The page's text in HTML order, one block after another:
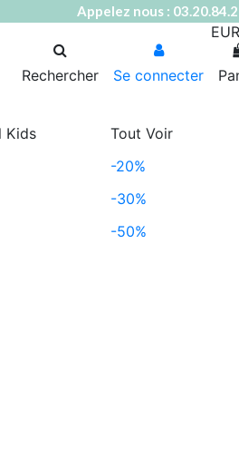
Appelez nous :
Rechercher Se connecter
Kids
Tout Voir
-20%
-30%
-50%